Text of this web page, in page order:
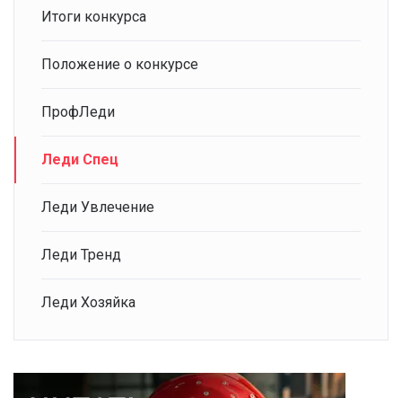
Итоги конкурса
Положение о конкурсе
ПрофЛеди
Леди Спец
Леди Увлечение
Леди Тренд
Леди Хозяйка